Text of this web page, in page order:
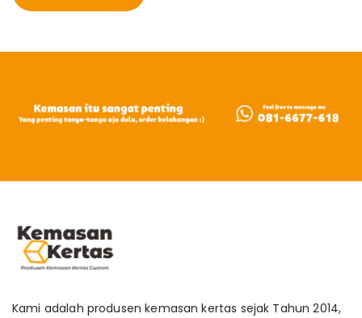
Kami adalah produsen kemasan kertas sejak Tahun 2014,